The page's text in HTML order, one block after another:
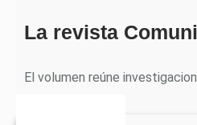
La revista
El volumen reúne